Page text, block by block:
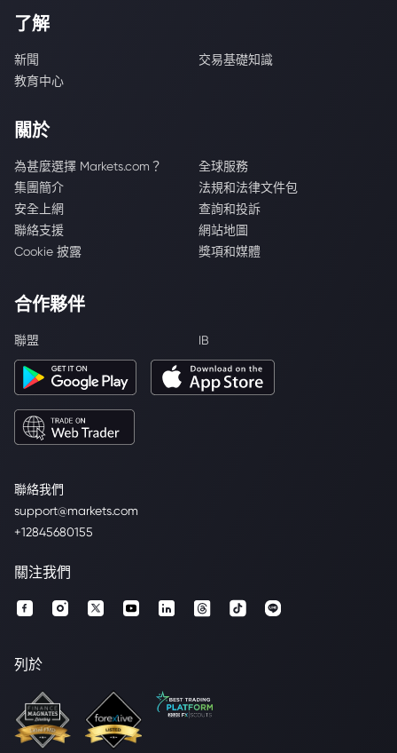
聯絡我們
support@markets.com
+12845680155
了解
新聞
交易基礎知識
教育中心
關於
為甚麼選擇 Markets.com？
全球服務
集團簡介
法規和法律文件包
安全上網
查詢和投訴
聯絡支援
網站地圖
Cookie 披露
獎項和媒體
合作夥伴
聯盟 IB
關注我們
列於